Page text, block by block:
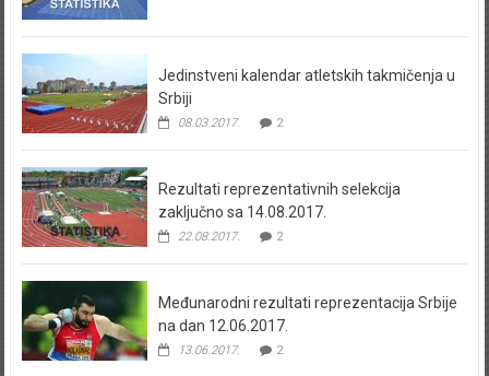
Jedinstveni kalendar atletskih takmičenja u
Srbiji
08.03.2017. 2
Rezultati reprezentativnih selekcija
zaključno sa 14.08.2017.
22.08.2017. 2
Međunarodni rezultati reprezentacija Srbije
na dan 12.06.2017.
13.06.2017. 2